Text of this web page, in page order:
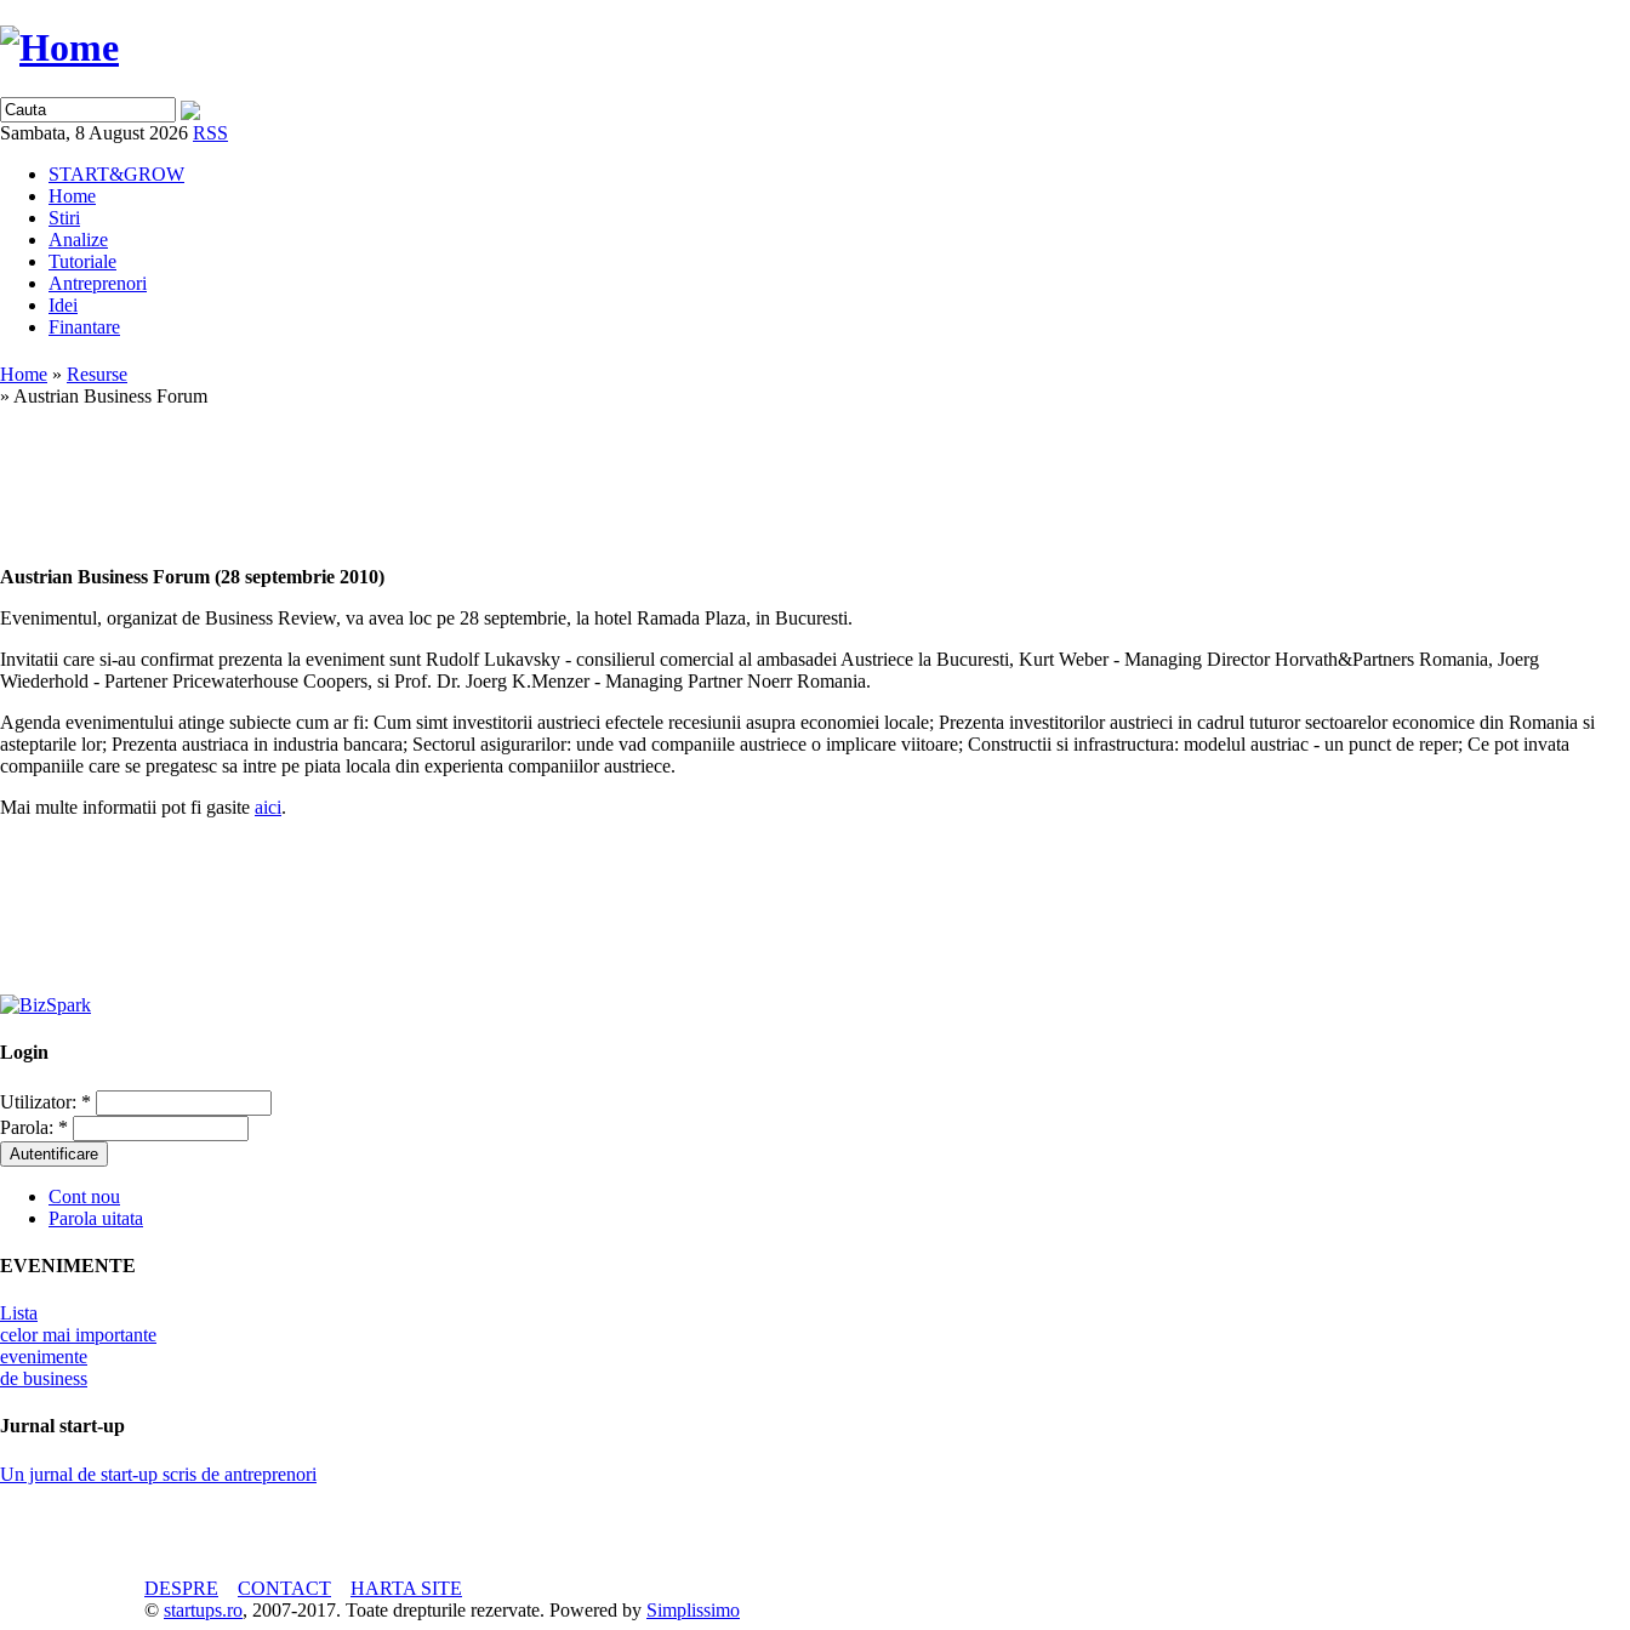
Sambata, 8 August 2026 RSS
START&GROW
Home
Stiri
Analize
Tutoriale
Antreprenori
Idei
Finantare
Home » Resurse
» Austrian Business Forum
Austrian Business Forum (28 septembrie 2010)
Evenimentul, organizat de Business Review, va avea loc pe 28 septembrie, la hotel Ramada Plaza, in Bucuresti.
Invitatii care si-au confirmat prezenta la eveniment sunt Rudolf Lukavsky - consilierul comercial al ambasadei Austriece la Bucuresti, Kurt Weber - Managing Director Horvath&Partners Romania, Joerg
Wiederhold - Partener Pricewaterhouse Coopers, si Prof. Dr. Joerg K.Menzer - Managing Partner Noerr Romania.
Agenda evenimentului atinge subiecte cum ar fi: Cum simt investitorii austrieci efectele recesiunii asupra economiei locale; Prezenta investitorilor austrieci in cadrul tuturor sectoarelor economice din Romania si
asteptarile lor; Prezenta austriaca in industria bancara; Sectorul asigurarilor: unde vad companiile austriece o implicare viitoare; Constructii si infrastructura: modelul austriac - un punct de reper; Ce pot invata
companiile care se pregatesc sa intre pe piata locala din experienta companiilor austriece.
Mai multe informatii pot fi gasite aici.
Login
Utilizator: *
Parola: *
Cont nou
Parola uitata
EVENIMENTE
Lista
celor mai importante
evenimente
de business
Jurnal start-up
Un jurnal de start-up scris de antreprenori
DESPRE CONTACT
HARTA SITE
© startups.ro, 2007-2017. Toate drepturile rezervate. Powered by Simplissimo